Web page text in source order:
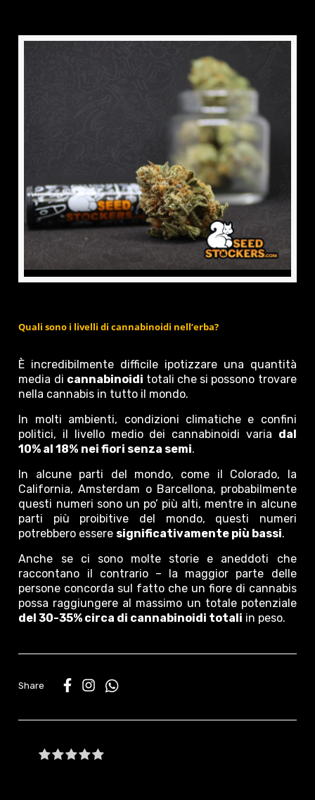
Quali sono i livelli di cannabinoidi nell’erba?
È incredibilmente difficile ipotizzare una quantità
media di cannabinoidi totali che si possono trovare
nella cannabis in tutto il mondo.
In molti ambienti, condizioni climatiche e confini
politici, il livello medio dei cannabinoidi varia dal
10% al 18% nei fiori senza semi.
In alcune parti del mondo, come il Colorado, la
California, Amsterdam o Barcellona, probabilmente
questi numeri sono un po’ più alti, mentre in alcune
parti più proibitive del mondo, questi numeri
potrebbero essere significativamente più bassi.
Anche se ci sono molte storie e aneddoti che
raccontano il contrario – la maggior parte delle
persone concorda sul fatto che un fiore di cannabis
possa raggiungere al massimo un totale potenziale
del 30-35% circa di cannabinoidi totali in peso.